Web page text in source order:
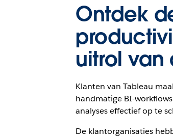
Ontdek
uitrol van
Klanten van Tableau
handmatige BI-
analyses effectief op te
De klantorganisaties